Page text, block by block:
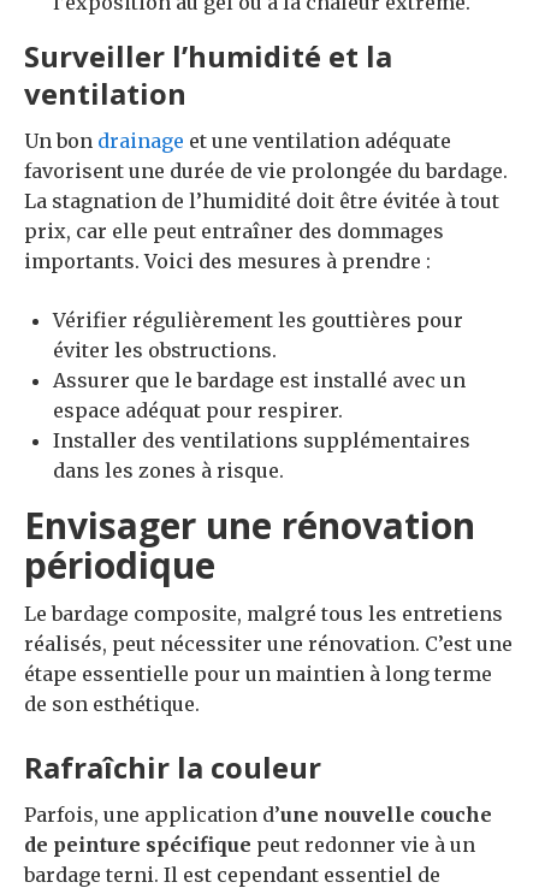
Surveiller l’humidité et la
ventilation
Un bon drainage et une ventilation adéquate
favorisent une durée de vie prolongée du bardage.
La stagnation de l’humidité doit être évitée à tout
prix, car elle peut entraîner des dommages
importants. Voici des mesures à prendre :
Vérifier régulièrement les gouttières pour
éviter les obstructions.
Assurer que le bardage est installé avec un
espace adéquat pour respirer.
Installer des ventilations supplémentaires
dans les zones à risque.
Envisager une rénovation
périodique
Le bardage composite, malgré tous les entretiens
réalisés, peut nécessiter une rénovation. C’est une
étape essentielle pour un maintien à long terme
de son esthétique.
Rafraîchir la couleur
Parfois, une application d’une nouvelle couche
de peinture spécifique peut redonner vie à un
bardage terni. Il est cependant essentiel de